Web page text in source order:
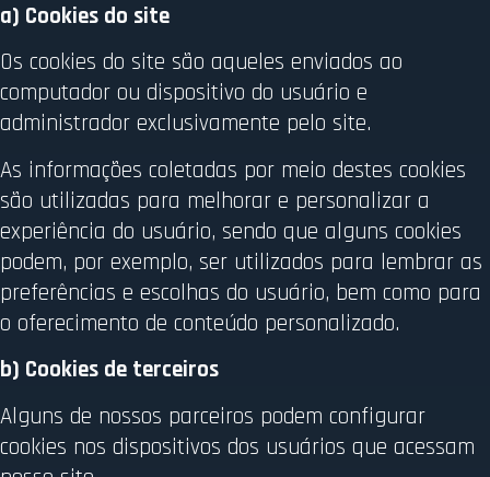
a) Cookies do site
Os cookies do site são aqueles enviados ao
computador ou dispositivo do usuário e
administrador exclusivamente pelo site.
As informações coletadas por meio destes cookies
são utilizadas para melhorar e personalizar a
experiência do usuário, sendo que alguns cookies
podem, por exemplo, ser utilizados para lembrar as
preferências e escolhas do usuário, bem como para
o oferecimento de conteúdo personalizado.
b) Cookies de terceiros
Alguns de nossos parceiros podem configurar
cookies nos dispositivos dos usuários que acessam